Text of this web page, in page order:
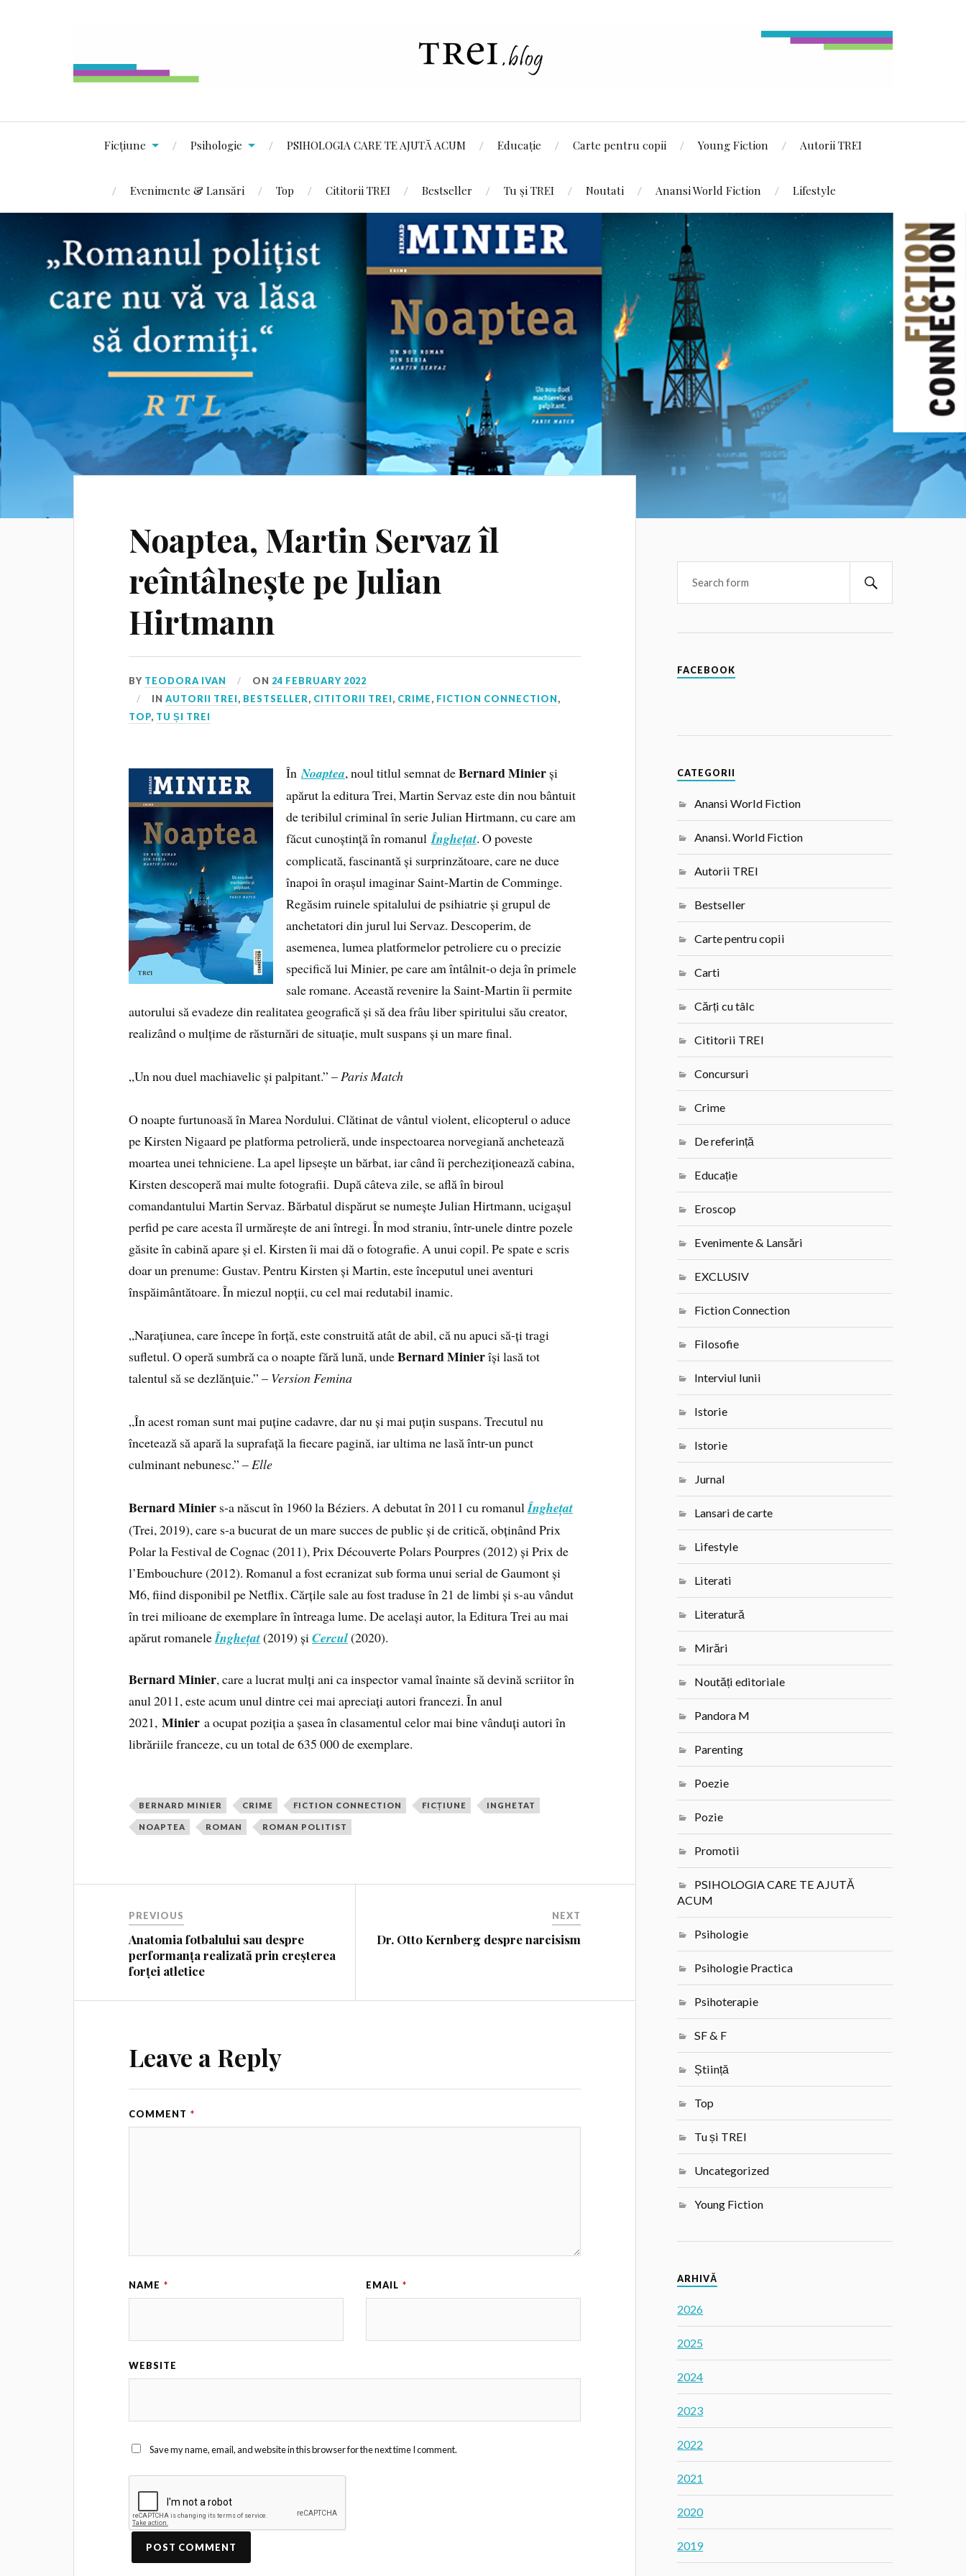
Ficțiune Psihologie PSIHOLOGIA CARE TE AJUTĂ ACUM Educație Carte pentru copii Young Fiction Autorii TREI
Evenimente & Lansări Top Cititorii TREI Bestseller Tu și TREI Noutati Anansi World Fiction Lifestyle
Noaptea, Martin Servaz îl
reîntâlnește pe Julian
Hirtmann
BY TEODORA IVAN ON 24 FEBRUARY 2022
INAUTORII TREI, BESTSELLER, CITITORII TREI, CRIME, FICTION CONNECTION,
TOP, TU ȘI TREI
ÎnNoaptea, noul titlul semnat deBernard Minierși
apărut la editura Trei, Martin Servaz este din nou bântuit
de teribilul criminal în serie Julian Hirtmann, cu care am
făcut cunoștință în romanulÎnghețat. O poveste
complicată, fascinantă și surprinzătoare, care ne duce
înapoi în orașul imaginar Saint-Martin de Comminge.
Regăsim ruinele spitalului de psihiatrie și grupul de
anchetatori din jurul lui Servaz. Descoperim, de
asemenea, lumea platformelor petroliere cu o precizie
specifică lui Minier, pe care am întâlnit-o deja în primele
sale romane. Această revenire la Saint-Martin îi permite
autorului să evadeze din realitatea geografică și să dea frâu liber spiritului său creator,
realizând o mulțime de răsturnări de situație, mult suspans și un mare final.
„Un nou duel machiavelic și palpitant.” –Paris Match
O noapte furtunoasă în Marea Nordului. Clătinat de vântul violent, elicopterul o aduce
pe Kirsten Nigaard pe platforma petrolieră, unde inspectoarea norvegiană anchetează
moartea unei tehniciene. La apel lipsește un bărbat, iar când îi percheziționează cabina,
Kirsten descoperă mai multe fotografii. După câteva zile, se află în biroul
comandantului Martin Servaz. Bărbatul dispărut se numește Julian Hirtmann, ucigașul
perfid pe care acesta îl urmărește de ani întregi. În mod straniu, într-unele dintre pozele
găsite în cabină apare și el. Kirsten îi mai dă o fotografie. A unui copil. Pe spate e scris
doar un prenume: Gustav. Pentru Kirsten și Martin, este începutul unei aventuri
înspăimântătoare. În miezul nopții, cu cel mai redutabil inamic.
„Narațiunea, care începe în forță, este construită atât de abil, că nu apuci să-ți tragi
sufletul. O operă sumbră ca o noapte fără lună, undeBernard Minierîși lasă tot
talentul să se dezlănțuie.” – Version Femina
„În acest roman sunt mai puține cadavre, dar nu și mai puțin suspans. Trecutul nu
încetează să apară la suprafață la fiecare pagină, iar ultima ne lasă într-un punct
culminant nebunesc.” –Elle
Bernard Minier s-a născut în 1960 la Béziers. A debutat în 2011 cu romanulÎnghețat
(Trei, 2019), care s-a bucurat de un mare succes de public și de critică, obținând Prix
Polar la Festival de Cognac (2011), Prix Découverte Polars Pourpres (2012) și Prix de
l’Embouchure (2012). Romanul a fost ecranizat sub forma unui serial de Gaumont și
M6, fiind disponibil pe Netflix. Cărțile sale au fost traduse în 21 de limbi și s-au vândut
în trei milioane de exemplare în întreaga lume. De același autor, la Editura Trei au mai
apărut romaneleÎnghețat(2019) șiCercul(2020).
Bernard Minier, care a lucrat mulți ani ca inspector vamal înainte să devină scriitor în
anul 2011, este acum unul dintre cei mai apreciați autori francezi. În anul
2021,Minier a ocupat poziția a șasea în clasamentul celor mai bine vânduți autori în
librăriile franceze, cu un total de 635 000 de exemplare.
BERNARD MINIER CRIME FICTION CONNECTION FICȚIUNE INGHETAT
NOAPTEA ROMAN ROMAN POLITIST
PREVIOUS
Anatomia fotbalului sau despre
performanța realizată prin creșterea
forței atletice
NEXT
Dr. Otto Kernberg despre narcisism
Leave a Reply
COMMENT *
NAME * EMAIL *
WEBSITE
Save my name, email, and website in this browser for the next time I comment.
FACEBOOK
CATEGORII
Anansi World Fiction
Anansi. World Fiction
Autorii TREI
Bestseller
Carte pentru copii
Carti
Cărți cu tâlc
Cititorii TREI
Concursuri
Crime
De referință
Educație
Eroscop
Evenimente & Lansări
EXCLUSIV
Fiction Connection
Filosofie
Interviul lunii
Istorie
Istorie
Jurnal
Lansari de carte
Lifestyle
Literati
Literatură
Mirări
Noutăți editoriale
Pandora M
Parenting
Poezie
Pozie
Promotii
PSIHOLOGIA CARE TE AJUTĂ
ACUM
Psihologie
Psihologie Practica
Psihoterapie
SF & F
Știință
Top
Tu și TREI
Uncategorized
Young Fiction
ARHIVĂ
2026
2025
2024
2023
2022
2021
2020
2019